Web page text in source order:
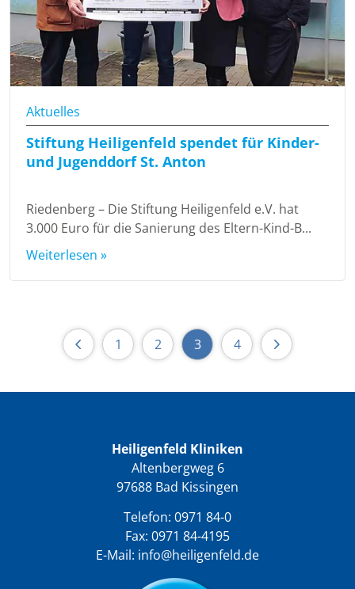
Aktuelles
Stiftung Heiligenfeld spendet für Kinder-
und Jugenddorf St. Anton
Riedenberg – Die Stiftung Heiligenfeld e.V. hat
3.000 Euro für die Sanierung des Eltern-Kind-B...
Weiterlesen »
1 2 3 4
Heiligenfeld Kliniken
Altenbergweg 6
97688 Bad Kissingen
Telefon: 0971 84-0
Fax: 0971 84-4195
E-Mail: info@heiligenfeld.de